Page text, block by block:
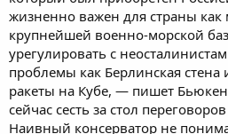
жизненно важен для страны как
крупнейшей военно-морской
урегулировать с
проблемы как Берлинская стена
ракеты на Кубе, — пишет
сейчас сесть за стол
Наивный консерватор не